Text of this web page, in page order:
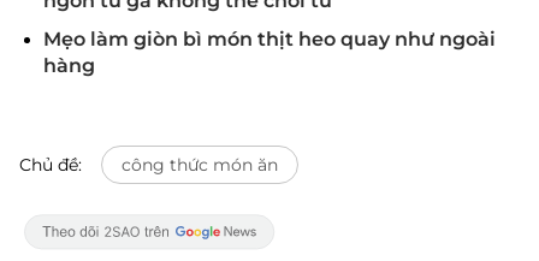
Mẹo làm giòn bì món thịt heo quay như ngoài
hàng
Chủ đề: công thức món ăn